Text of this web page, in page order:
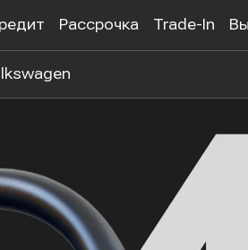
Рассрочка Trade-In